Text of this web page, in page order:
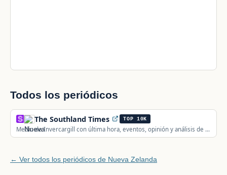
Todos los periódicos
The Southland Times TOP 10K
Medio de Invercargill con última hora, eventos, opinión y análisis de la
región de Southland.
← Ver todos los periódicos de Nueva Zelanda